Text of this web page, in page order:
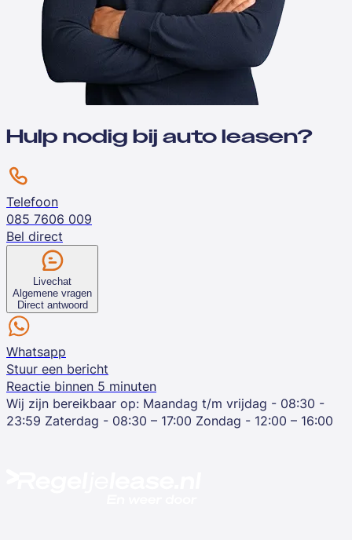
Hulp nodig bij auto leasen?
Telefoon
085 7606 009
Bel direct
Livechat
Algemene vragen
Direct antwoord
Whatsapp
Stuur een bericht
Reactie binnen 5 minuten
Wij zijn bereikbaar op: Maandag t/m vrijdag - 08:30 -
23:59 Zaterdag - 08:30 – 17:00 Zondag - 12:00 – 16:00